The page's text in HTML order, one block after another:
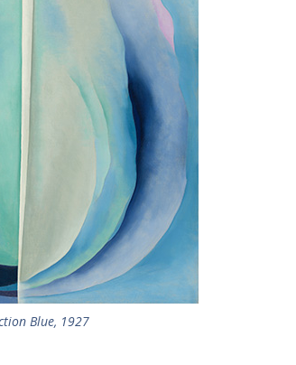
Blue, 1927